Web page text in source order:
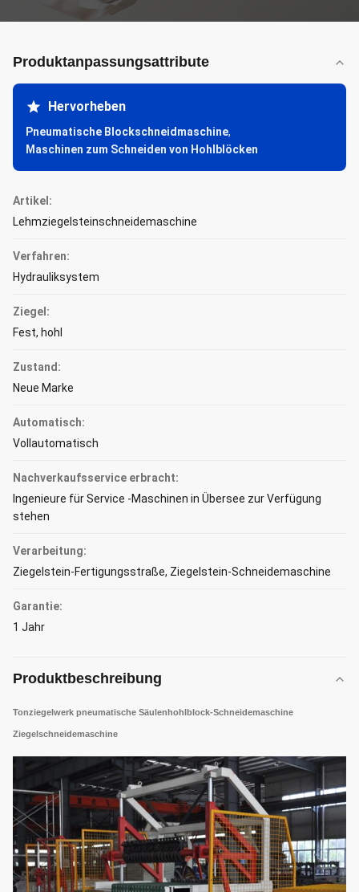
Produktanpassungsattribute
Hervorheben
Pneumatische Blockschneidmaschine,
Maschinen zum Schneiden von Hohlblöcken
Artikel:
Lehmziegelsteinschneidemaschine
Verfahren:
Hydrauliksystem
Ziegel:
Fest, hohl
Zustand:
Neue Marke
Automatisch:
Vollautomatisch
Nachverkaufsservice erbracht:
Ingenieure für Service -Maschinen in Übersee zur Verfügung
stehen
Verarbeitung:
Ziegelstein-Fertigungsstraße, Ziegelstein-Schneidemaschine
Garantie:
1 Jahr
Produktbeschreibung
Tonziegelwerk pneumatische Säulenhohlblock-Schneidemaschine
Ziegelschneidemaschine